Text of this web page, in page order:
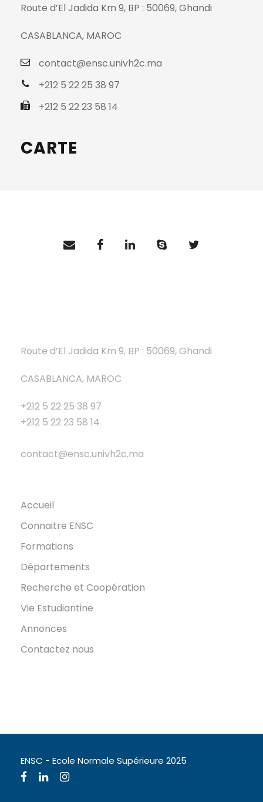
Route d’El Jadida Km 9, BP : 50069, Ghandi
CASABLANCA, MAROC
contact@ensc.univh2c.ma
+212 5 22 25 38 97
+212 5 22 23 58 14
CARTE
Route d’El Jadida Km 9, BP : 50069, Ghandi
CASABLANCA, MAROC
+212 5 22 25 38 97
+212 5 22 23 58 14
contact@ensc.univh2c.ma
Accueil
Connaitre ENSC
Formations
Départements
Recherche et Coopération
Vie Estudiantine
Annonces
Contactez nous
ENSC - Ecole Normale Supérieure 2025